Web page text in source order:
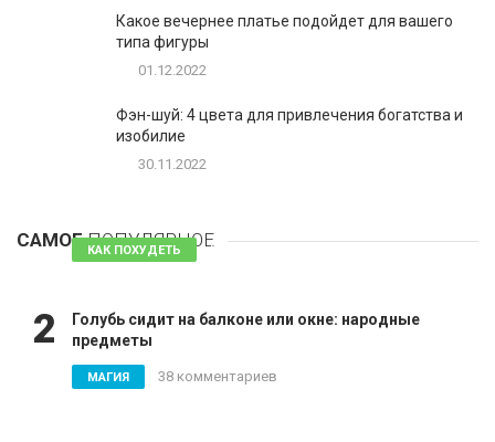
Какое вечернее платье подойдет для вашего
типа фигуры
01.12.2022
Фэн-шуй: 4 цвета для привлечения богатства и
изобилие
30.11.2022
САМОЕПОПУЛЯРНОЕ
КАК ПОХУДЕТЬ 81 комментарий
2
Голубь сидит на балконе или окне: народные
предметы
МАГИЯ 38 комментариев